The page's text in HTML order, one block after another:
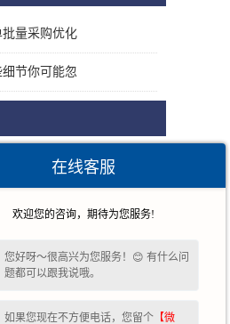
量采购优化
节你可能忽
在线客服
欢迎您的咨询，期待为您服务!
您好呀～很高兴为您服务！😊 有什么问
题都可以跟我说哦。
如果您现在不方便电话，您留个 【微